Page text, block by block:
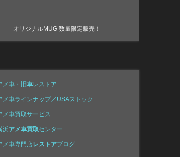
オリジナルMUG 数量限定販売！
メ車・ 旧車レストア
メ車ラインナップ／USAストック
メ車買取サービス
浜アメ車買取センター
メ車専門店レストアブログ